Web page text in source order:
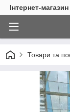
Інтернет-
Товари та